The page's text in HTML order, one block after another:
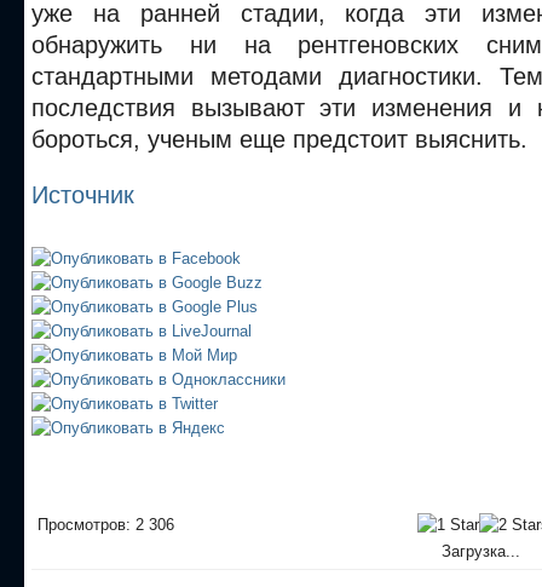
уже на ранней стадии, когда эти
обнаружить ни на рентгеновских
стандартными методами диагностики.
последствия вызывают эти изменения
бороться, ученым еще предстоит выяснить.
Источник
Просмотров: 2 306
Загрузка...